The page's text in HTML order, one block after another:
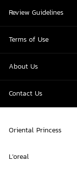
Review Guidelines
Terms of Use
About Us
Contact Us
Oriental Princess
L'oreal